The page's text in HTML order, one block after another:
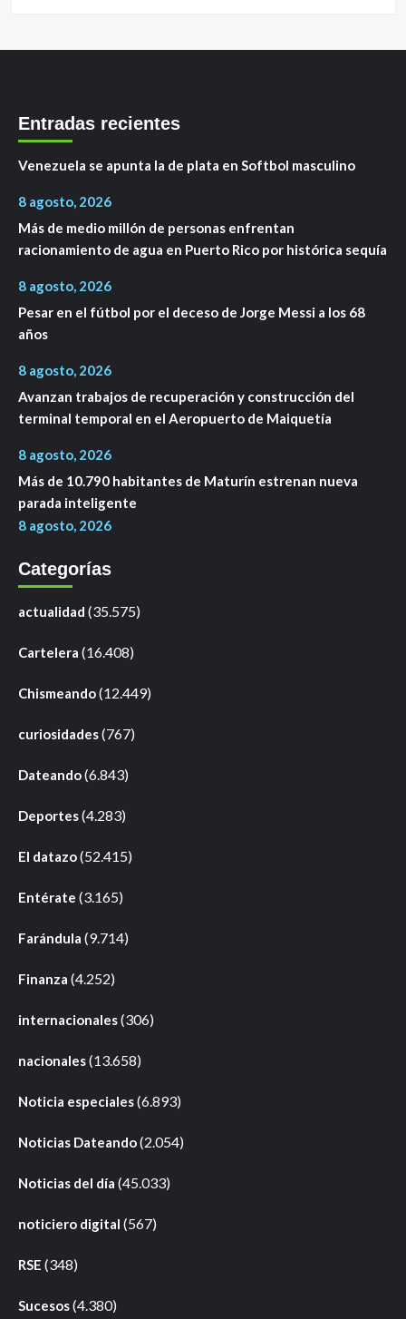
Entradas recientes
Venezuela se apunta la de plata en Softbol masculino
8 agosto, 2026
Más de medio millón de personas enfrentan
racionamiento de agua en Puerto Rico por histórica sequía
8 agosto, 2026
Pesar en el fútbol por el deceso de Jorge Messi a los 68
años
8 agosto, 2026
Avanzan trabajos de recuperación y construcción del
terminal temporal en el Aeropuerto de Maiquetía
8 agosto, 2026
Más de 10.790 habitantes de Maturín estrenan nueva
parada inteligente
8 agosto, 2026
Categorías
actualidad (35.575)
Cartelera (16.408)
Chismeando(12.449)
curiosidades(767)
Dateando(6.843)
Deportes(4.283)
El datazo(52.415)
Entérate (3.165)
Farándula (9.714)
Finanza (4.252)
internacionales(306)
nacionales(13.658)
Noticia especiales(6.893)
Noticias Dateando(2.054)
Noticias del día (45.033)
noticiero digital (567)
RSE (348)
Sucesos(4.380)